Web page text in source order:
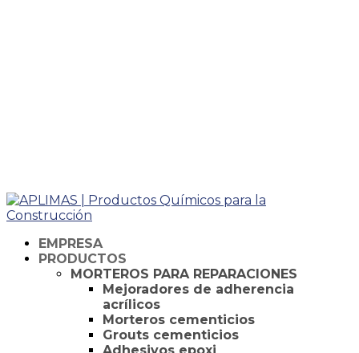
EMPRESA
PRODUCTOS
MORTEROS PARA REPARACIONES
Mejoradores de adherencia
acrílicos
Morteros cementicios
Grouts cementicios